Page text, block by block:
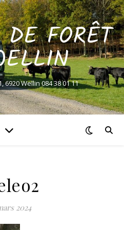
FORÊT
6920 Wellin 084 38 01 11
2024